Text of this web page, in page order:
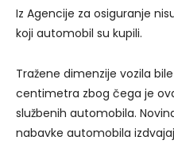
Iz Agencije za osiguranje
koji automobil su kupili.
Tražene dimenzije vozila
centimetra zbog čega je
službenih automobila.
nabavke automobila